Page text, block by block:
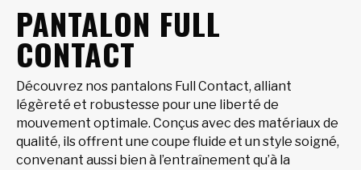
PANTALON FULL
CONTACT
Découvrez nos pantalons Full Contact, alliant
légèreté et robustesse pour une liberté de
mouvement optimale. Conçus avec des matériaux de
qualité, ils offrent une coupe fluide et un style soigné,
convenant aussi bien à l’entraînement qu’à la